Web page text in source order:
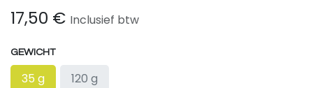
17,50 € Inclusief btw
GEWICHT
35 g 120 g